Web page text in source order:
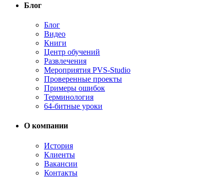
Блог
Блог
Видео
Книги
Центр обучений
Развлечения
Мероприятия PVS-Studio
Проверенные проекты
Примеры ошибок
Терминология
64-битные уроки
О компании
История
Клиенты
Вакансии
Контакты